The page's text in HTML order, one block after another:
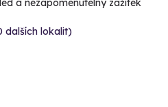
a nezapomenutelný zážitek
dalších lokalit)